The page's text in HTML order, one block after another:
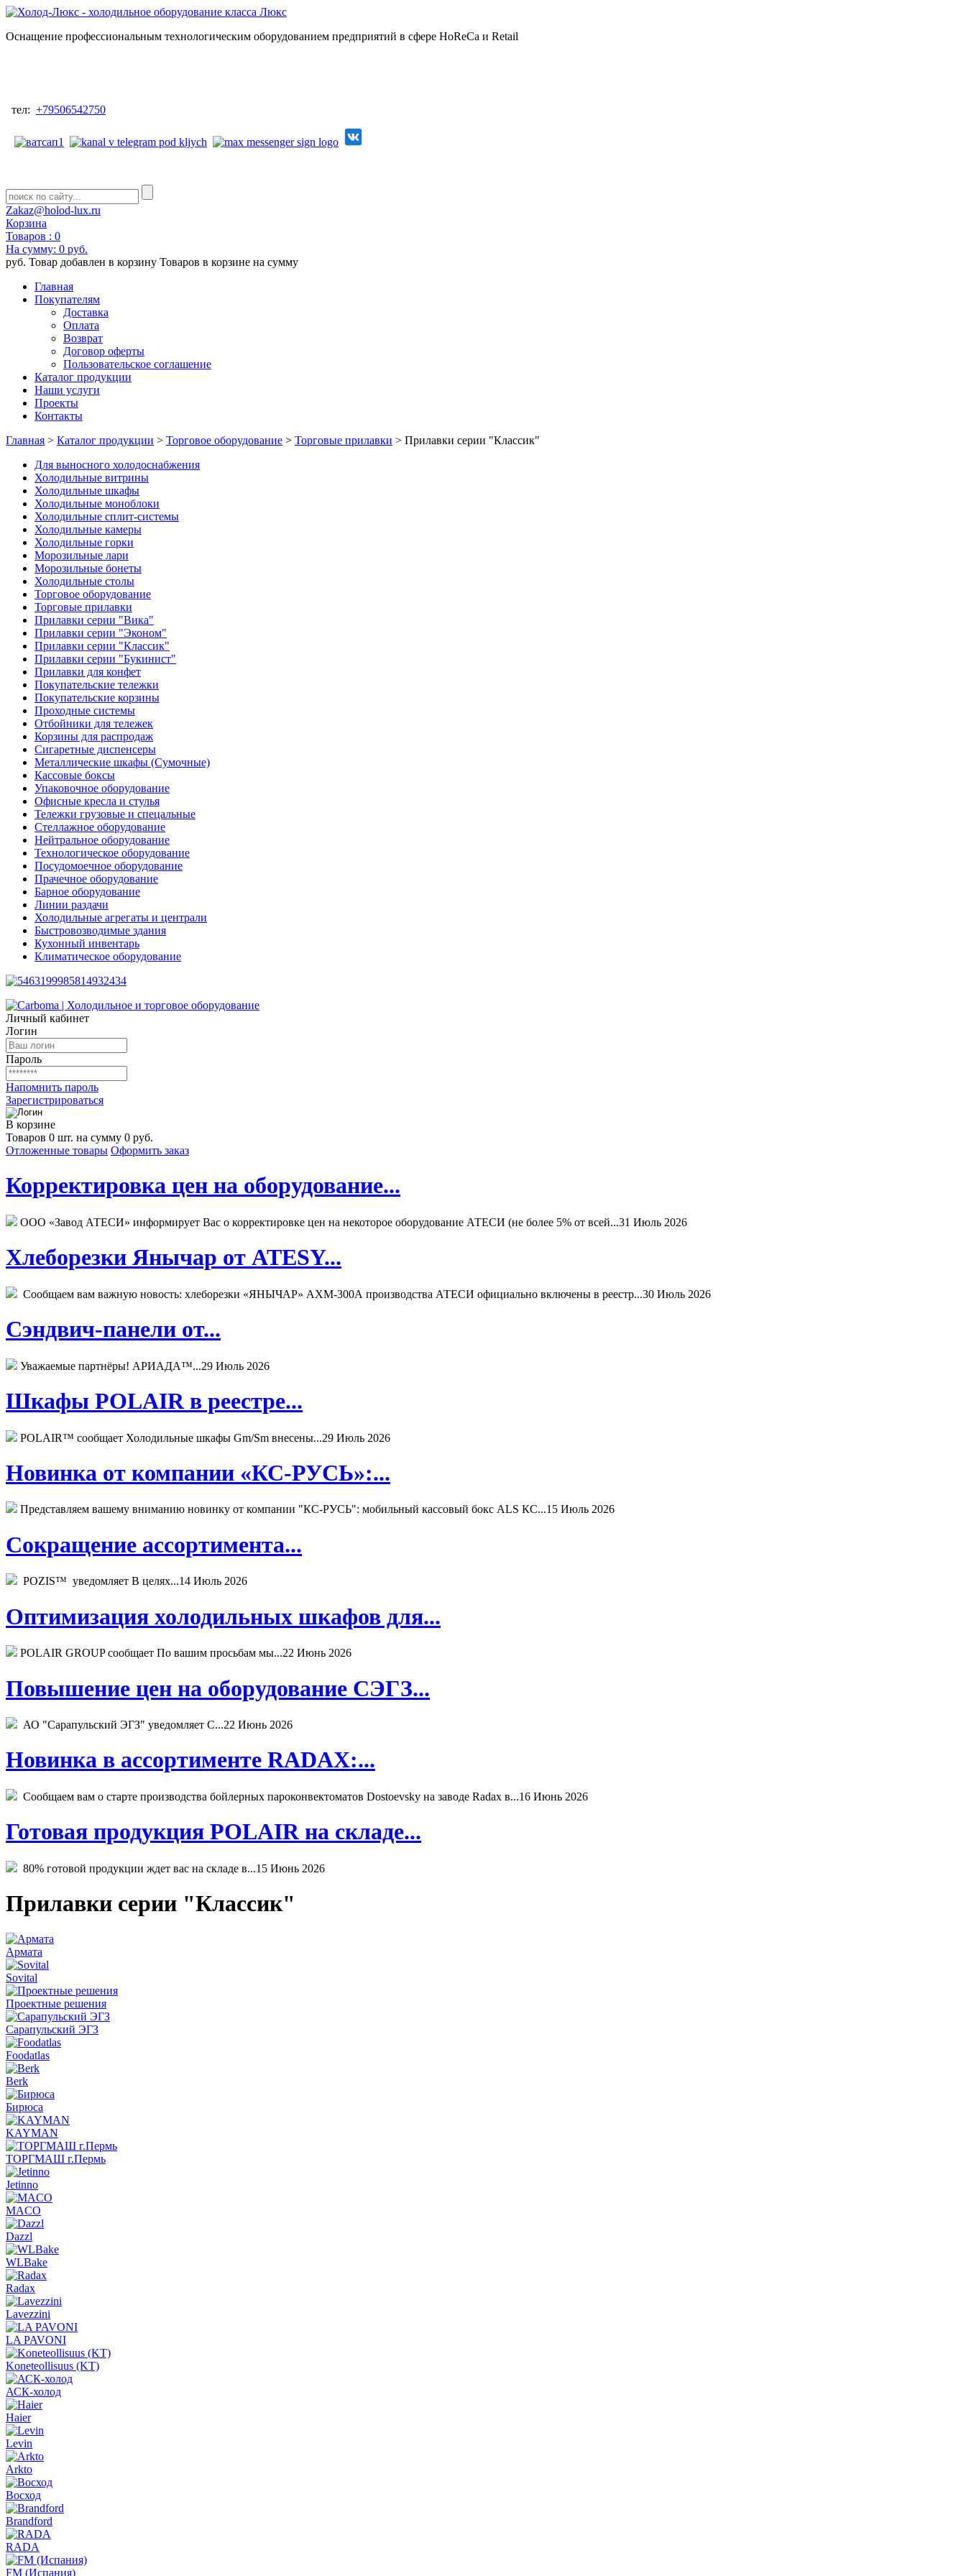
Оснащение профессиональным технологическим оборудованием предприятий в сфере HoReCa и Retail
тел: +79506542750
Zakaz@holod-lux.ru
Корзина
Товаров : 0
На сумму: 0 руб.
руб. Товар добавлен в корзину Товаров в корзине на сумму
Главная
Покупателям
Доставка
Оплата
Возврат
Договор оферты
Пользовательское соглашение
Каталог продукции
Наши услуги
Проекты
Контакты
Главная > Каталог продукции > Торговое оборудование > Торговые прилавки > Прилавки серии "Классик"
Для выносного холодоснабжения
Холодильные витрины
Холодильные шкафы
Холодильные моноблоки
Холодильные сплит-системы
Холодильные камеры
Холодильные горки
Морозильные лари
Морозильные бонеты
Холодильные столы
Торговое оборудование
Торговые прилавки
Прилавки серии "Вика"
Прилавки серии "Эконом"
Прилавки серии "Классик"
Прилавки серии "Букинист"
Прилавки для конфет
Покупательские тележки
Покупательские корзины
Проходные системы
Отбойники для тележек
Корзины для распродаж
Сигаретные диспенсеры
Металлические шкафы (Сумочные)
Кассовые боксы
Упаковочное оборудование
Офисные кресла и стулья
Тележки грузовые и спецальные
Стеллажное оборудование
Нейтральное оборудование
Технологическое оборудование
Посудомоечное оборудование
Прачечное оборудование
Барное оборудование
Линии раздачи
Холодильные агрегаты и централи
Быстровозводимые здания
Кухонный инвентарь
Климатическое оборудование
Личный кабинет
Логин
Пароль
Напомнить пароль
Зарегистрироваться
В корзине
Товаров 0 шт. на сумму 0 руб.
Отложенные товары Оформить заказ
Корректировка цен на оборудование...
ООО «Завод АТЕСИ» информирует Вас о корректировке цен на некоторое оборудование АТЕСИ (не более 5% от всей...31 Июль 2026
Хлеборезки Янычар от ATESY...
Сообщаем вам важную новость: хлеборезки «ЯНЫЧАР» АХМ-300А производства АТЕСИ официально включены в реестр...30 Июль 2026
Сэндвич-панели от...
Уважаемые партнёры! АРИАДА™...29 Июль 2026
Шкафы POLAIR в реестре...
POLAIR™ сообщает Холодильные шкафы Gm/Sm внесены...29 Июль 2026
Новинка от компании «КС-РУСЬ»:...
Представляем вашему вниманию новинку от компании "КС-РУСЬ": мобильный кассовый бокс ALS КС...15 Июль 2026
Сокращение ассортимента...
POZIS™ уведомляет В целях...14 Июль 2026
Оптимизация холодильных шкафов для...
POLAIR GROUP сообщает По вашим просьбам мы...22 Июнь 2026
Повышение цен на оборудование СЭГЗ...
АО "Сарапульский ЭГЗ" уведомляет С...22 Июнь 2026
Новинка в ассортименте RADAX:...
Сообщаем вам о старте производства бойлерных пароконвектоматов Dostoevsky на заводе Radax в...16 Июнь 2026
Готовая продукция POLAIR на складе...
80% готовой продукции ждет вас на складе в...15 Июнь 2026
Прилавки серии "Классик"
Армата
Sovital
Проектные решения
Сарапульский ЭГЗ
Foodatlas
Berk
Бирюса
KAYMAN
ТОРГМАШ г.Пермь
Jetinno
MACO
Dazzl
WLBake
Radax
Lavezzini
LA PAVONI
Koneteollisuus (KT)
АСК-холод
Haier
Levin
Arkto
Восход
Brandford
RADA
FM (Испания)